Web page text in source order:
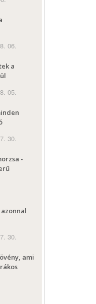
06.
a
05.
30.
-
30.
ami